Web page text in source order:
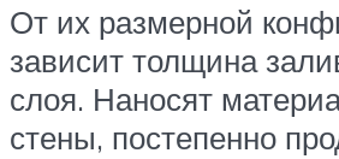
От их размерной
зависит толщина
слоя. Наносят
стены, постепенно